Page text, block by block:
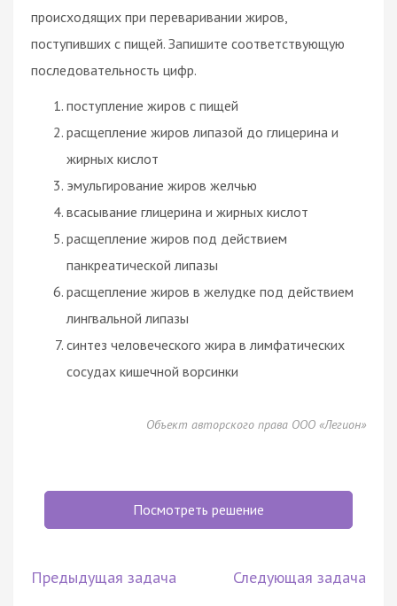
происходящих при переваривании жиров,
поступивших с пищей. Запишите соответствующую
последовательность цифр.
поступление жиров с пищей
расщепление жиров липазой до глицерина и
жирных кислот
эмульгирование жиров желчью
всасывание глицерина и жирных кислот
расщепление жиров под действием
панкреатической липазы
расщепление жиров в желудке под действием
лингвальной липазы
синтез человеческого жира в лимфатических
сосудах кишечной ворсинки
Объект авторского права ООО «Легион»
Посмотреть решение
Предыдущая задача Следующая задача